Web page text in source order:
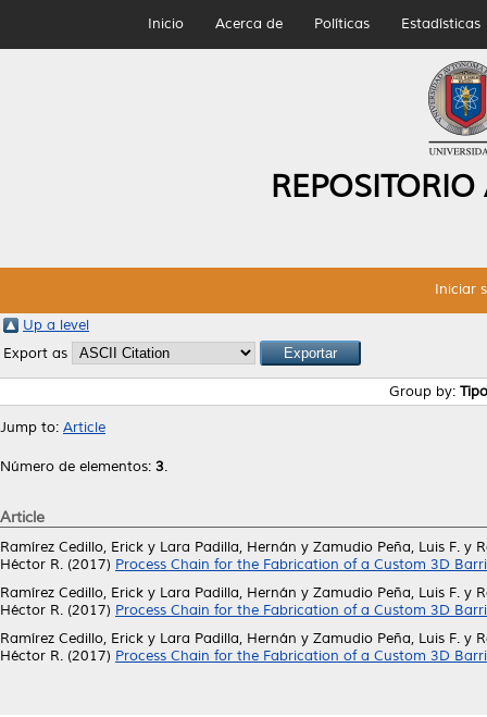
Inicio Acerca de Políticas Estadísticas
Iniciar
Up a level
Export as
Group by:
Jump to: Article
Número de elementos: 3.
Article
Ramírez Cedillo, Erick y Lara Padilla, Hernán y Zamudio Peña, Luis F. y
Héctor R. (2017) Process Chain for the Fabrication of a Custom 3D
Ramírez Cedillo, Erick y Lara Padilla, Hernán y Zamudio Peña, Luis F. y
Héctor R. (2017) Process Chain for the Fabrication of a Custom 3D
Ramírez Cedillo, Erick y Lara Padilla, Hernán y Zamudio Peña, Luis F. y
Héctor R. (2017) Process Chain for the Fabrication of a Custom 3D